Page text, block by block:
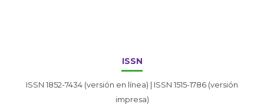
ISSN
ISSN 1852-7434 (versión en línea) | ISSN 1515-1786 (versión
impresa)